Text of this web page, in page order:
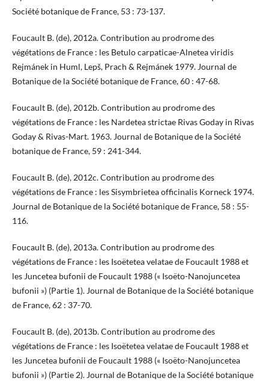
Société botanique de France, 53 : 73-137.
Foucault B. (de), 2012a. Contribution au prodrome des
végétations de France : les Betulo carpaticae-Alnetea viridis
Rejmánek in Huml, Lepš, Prach & Rejmánek 1979. Journal de
Botanique de la Société botanique de France, 60 : 47-68.
Foucault B. (de), 2012b. Contribution au prodrome des
végétations de France : les Nardetea strictae Rivas Goday in Rivas
Goday & Rivas-Mart. 1963. Journal de Botanique de la Société
botanique de France, 59 : 241-344.
Foucault B. (de), 2012c. Contribution au prodrome des
végétations de France : les Sisymbrietea officinalis Korneck 1974.
Journal de Botanique de la Société botanique de France, 58 : 55-
116.
Foucault B. (de), 2013a. Contribution au prodrome des
végétations de France : les Isoëtetea velatae de Foucault 1988 et
les Juncetea bufonii de Foucault 1988 (« Isoëto-Nanojuncetea
bufonii ») (Partie 1). Journal de Botanique de la Société botanique
de France, 62 : 37-70.
Foucault B. (de), 2013b. Contribution au prodrome des
végétations de France : les Isoëtetea velatae de Foucault 1988 et
les Juncetea bufonii de Foucault 1988 (« Isoëto-Nanojuncetea
bufonii ») (Partie 2). Journal de Botanique de la Société botanique